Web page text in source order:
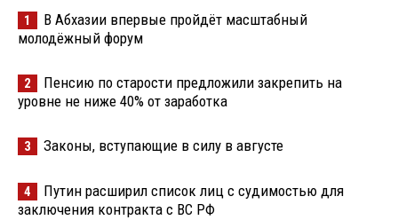
1
В Абхазии впервые пройдёт масштабный
молодёжный форум
2
Пенсию по старости предложили закрепить на
уровне не ниже 40% от заработка
3 Законы, вступающие в силу в августе
4
Путин расширил список лиц с судимостью для
заключения контракта с ВС РФ